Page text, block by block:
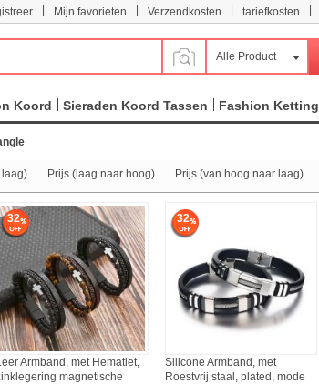
Mijn favorieten Verzendkosten tariefkosten
Alle Product
Koord Sieraden Koord Tassen Fashion Ketting
laag) Prijs (laag naar hoog) Prijs (van hoog naar laag)
32
Armband, met Hematiet,
magnetische
32
Silicone Armband, met
Roestvrij staal, plated, mode